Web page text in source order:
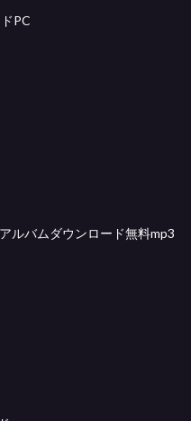
PC
ルバムダウンロード無料mp3